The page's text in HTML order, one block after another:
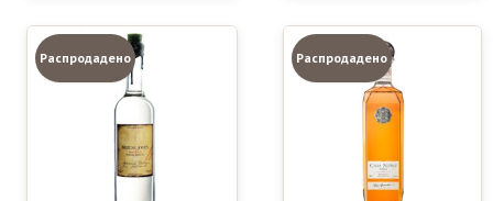
Распродадено Распродадено